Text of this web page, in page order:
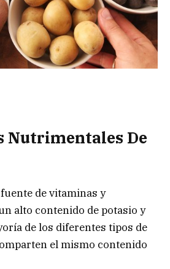
Nutrimentales De
de vitaminas y
alto contenido de potasio y
de los diferentes tipos de
el mismo contenido